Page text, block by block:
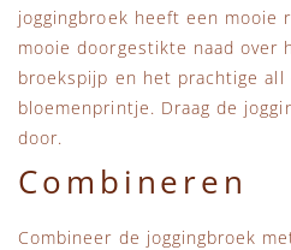
joggingbroek heeft een mooie
mooie doorgestikte naad over
broekspijp en het prachtige all
bloemenprintje. Draag de
door.
Combineren
Combineer de joggingbroek